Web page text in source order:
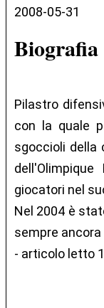
2008-05-31
Pilastro
con la quale
sgoccioli della
giocatori nel
Nel 2004 è
sempre ancora
- articolo letto